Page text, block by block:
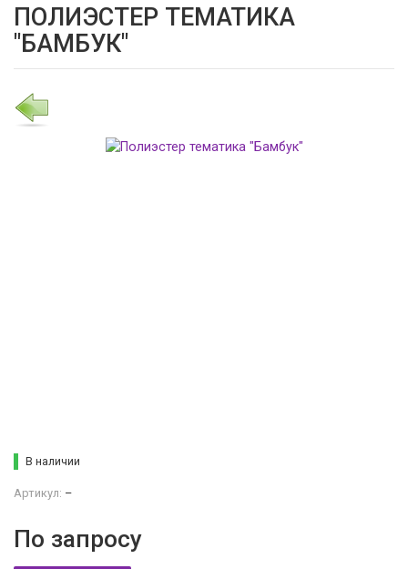
ПОЛИЭСТЕР ТЕМАТИКА
"БАМБУК"
В наличии
Артикул: –
По запросу